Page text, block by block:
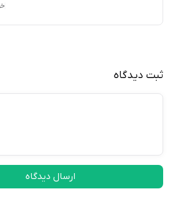
ثبت دیدگاه
ارسال دیدگاه
خریدار